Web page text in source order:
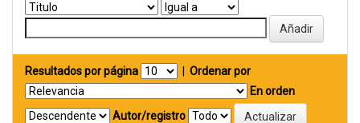
Resultados por página
Ordenar por
En orden
Autor/registro